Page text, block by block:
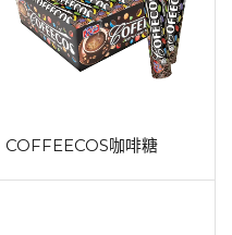
COFFEECOS咖啡糖